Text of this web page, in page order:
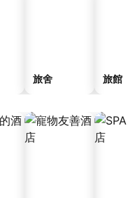
旅舍 旅館